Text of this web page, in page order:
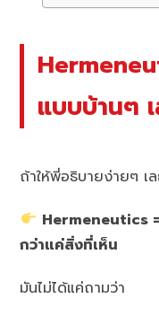
แบบบ้านๆ
ถ้าให้พี่อธิบายง่ายๆ เ
Hermeneutics
กว่าแค่สิ่งที่เห็น
มันไม่ได้แค่ถามว่า